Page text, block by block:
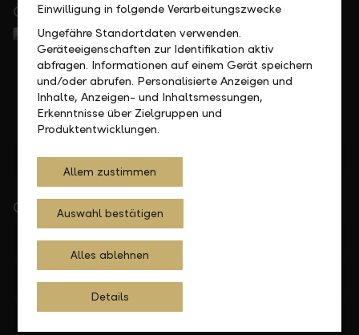
Close to you
Find location
Quick Links
Private
Business
Einwilligung in folgende Verarbeitungszwecke
Ungefähre Standortdaten verwenden.
Geräteeigenschaften zur Identifikation aktiv
abfragen. Informationen auf einem Gerät speichern
und/oder abrufen. Personalisierte Anzeigen und
Inhalte, Anzeigen- und Inhaltsmessungen,
Erkenntnisse über Zielgruppen und
Produktentwicklungen.
Allem zustimmen
Auswahl bestätigen
Alles ablehnen
Details